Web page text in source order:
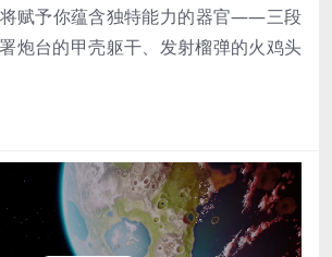
赋予你蕴含独特能力的器官——三段
炮台的甲壳躯干、发射榴弹的火鸡头